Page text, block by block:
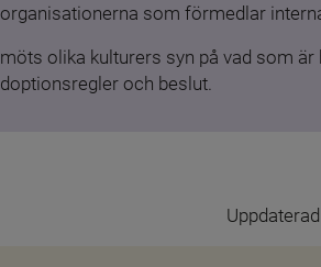
som förmedlar
olika kulturers syn på vad som
och beslut.